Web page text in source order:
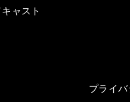
ャスト
プライ